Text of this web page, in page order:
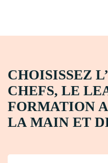
CHOISISSEZ
CHEFS, LE
FORMATION
LA MAIN ET